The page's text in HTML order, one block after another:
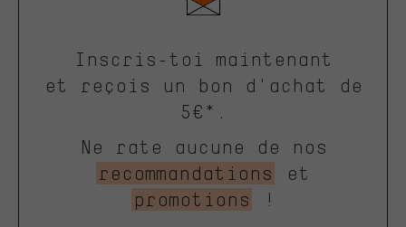
Inscris-toi maintenant
et reçois un bon d'achat de
5€*.
Ne rate aucune de nos
recommandations
et
promotions
!